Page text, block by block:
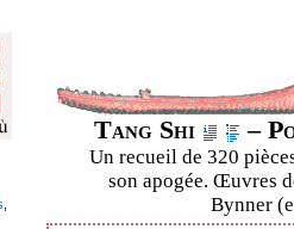
Tang Shi –
Un recueil de 320
son apogée. Œuvres
Bynner